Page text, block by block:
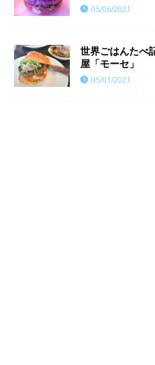
05/06/2021
世界ごはんたべ
屋「モーセ」
05/01/2021